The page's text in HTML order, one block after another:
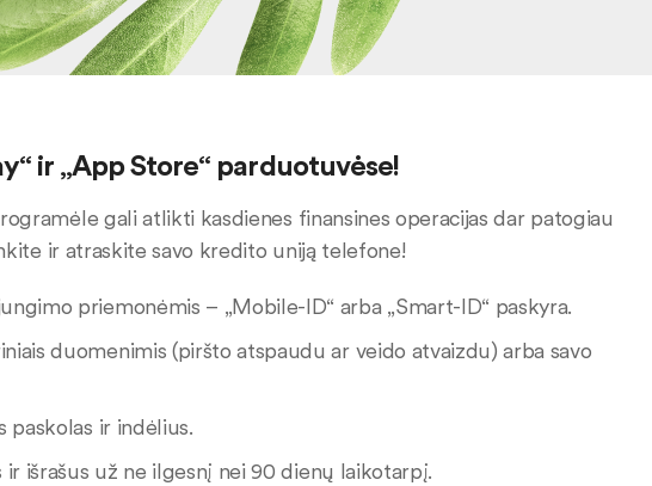
ir „App Store“ parduotuvėse!
gali atlikti kasdienes finansines operacijas dar patogiau
ir atraskite savo kredito uniją telefone!
priemonėmis – „Mobile-ID“ arba „Smart-ID“ paskyra.
duomenimis (piršto atspaudu ar veido atvaizdu) arba savo
ir indėlius.
išrašus už ne ilgesnį nei 90 dienų laikotarpį.